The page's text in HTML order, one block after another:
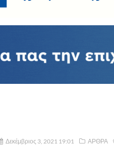
Δεκέμβριος 3, 2021 19:01 ΑΡΘΡΑ